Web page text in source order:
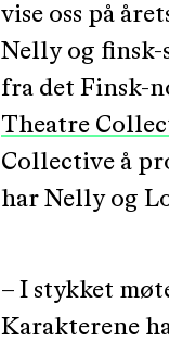
vise oss på
Nelly og finsk-
fra det Finsk-
Theatre
Collective å
har Nelly og
– I stykket
Karakterene